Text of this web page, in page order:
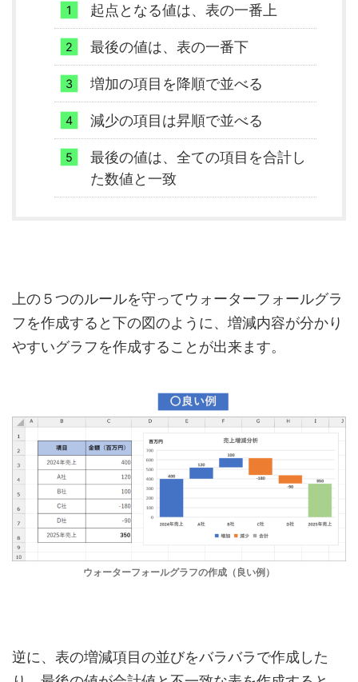
起点となる値は、表の一番上
最後の値は、表の一番下
増加の項目を降順で並べる
減少の項目は昇順で並べる
最後の値は、全ての項目を合計し
た数値と一致
上の５つのルールを守ってウォーターフォールグラ
フを作成すると下の図のように、増減内容が分かり
やすいグラフを作成することが出来ます。
ウォーターフォールグラフの作成（良い例）
逆に、表の増減項目の並びをバラバラで作成した